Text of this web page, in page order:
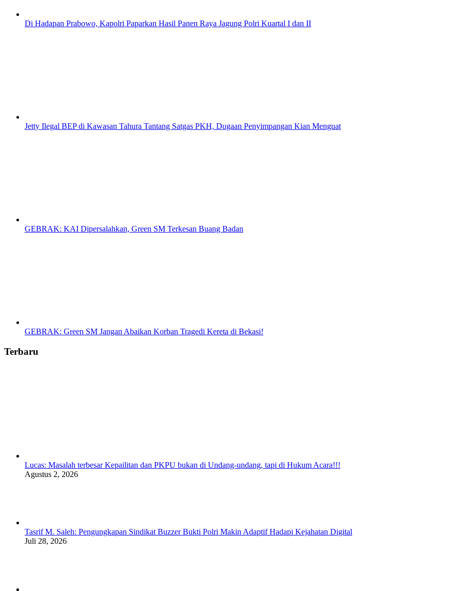
Di Hadapan Prabowo, Kapolri Paparkan Hasil Panen Raya Jagung Polri Kuartal I dan II
Jetty Ilegal BEP di Kawasan Tahura Tantang Satgas PKH, Dugaan Penyimpangan Kian Menguat
GEBRAK: KAI Dipersalahkan, Green SM Terkesan Buang Badan
GEBRAK: Green SM Jangan Abaikan Korban Tragedi Kereta di Bekasi!
Terbaru
Lucas: Masalah terbesar Kepailitan dan PKPU bukan di Undang-undang, tapi di Hukum Acara!!!
Agustus 2, 2026
Tasrif M. Saleh: Pengungkapan Sindikat Buzzer Bukti Polri Makin Adaptif Hadapi Kejahatan Digital
Juli 28, 2026